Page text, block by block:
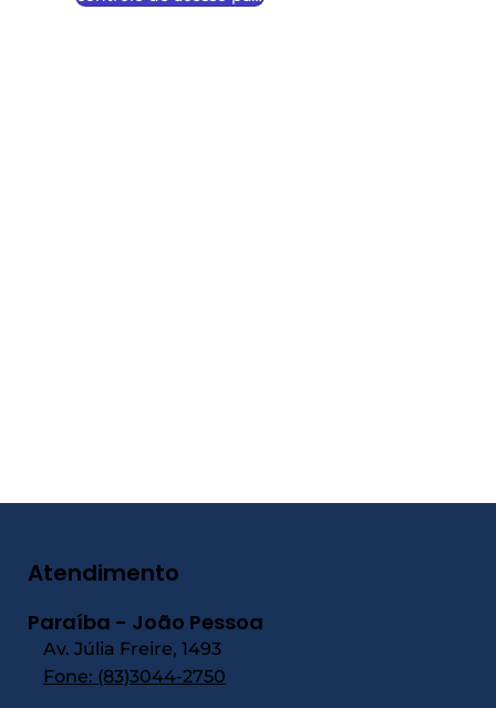
Atendimento
Paraíba - João Pessoa
Av. Júlia Freire, 1493
Fone: (83)3044-2750